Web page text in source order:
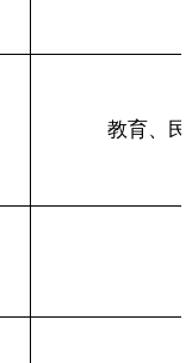
教育、